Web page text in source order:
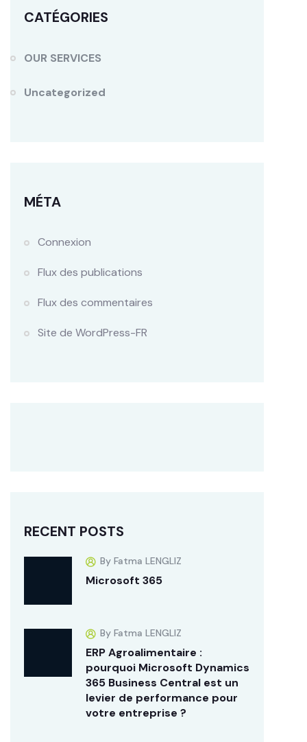
CATÉGORIES
OUR SERVICES
Uncategorized
MÉTA
Connexion
Flux des publications
Flux des commentaires
Site de WordPress-FR
RECENT POSTS
By Fatma LENGLIZ
Microsoft 365
By Fatma LENGLIZ
ERP Agroalimentaire :
pourquoi Microsoft Dynamics
365 Business Central est un
levier de performance pour
votre entreprise ?